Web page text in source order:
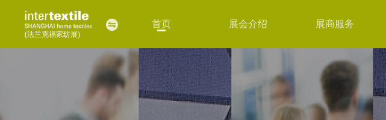
(法兰克福家纺展)
首页 展会介绍 展商服务